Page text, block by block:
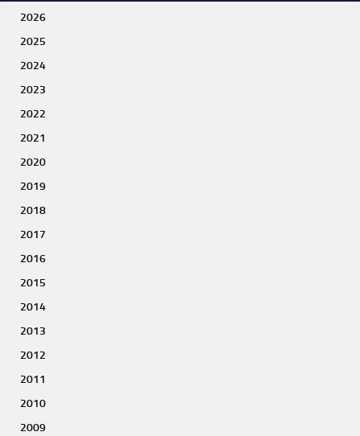
2026
2025
2024
2023
2022
2021
2020
2019
2018
2017
2016
2015
2014
2013
2012
2011
2010
2009